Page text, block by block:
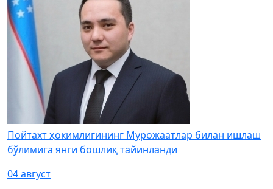
Пойтахт ҳокимлигининг Мурожаатлар билан ишлаш
бўлимига янги бошлиқ тайинланди
04 август